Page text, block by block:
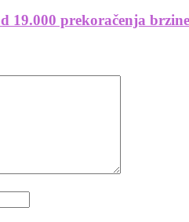
19.000 prekoračenja